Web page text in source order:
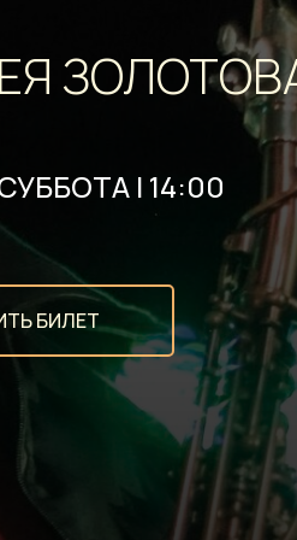
| 14:00
БИЛЕТ